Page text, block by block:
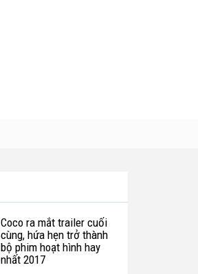
Coco ra mắt trailer cuối
cùng, hứa hẹn trở thành
bộ phim hoạt hình hay
nhất 2017